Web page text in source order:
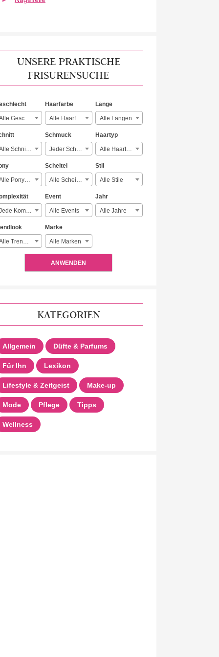
UNSERE PRAKTISCHE
FRISURENSUCHE
Alle Geschlechter
Haarfarbe
Alle Haarfarben
Länge
Alle Längen
Alle Schnitte
Schmuck
Jeder Schmuck
Haartyp
Alle Haartypen
Alle Ponyarten
Scheitel
Alle Scheitelarten
Stil
Alle Stile
Jede Komplexität
Event
Alle Events
Jahr
Alle Jahre
Alle Trendlooks
Marke
Alle Marken
ANWENDEN
KATEGORIEN
Allgemein Düfte & Parfums
Für Ihn Lexikon
Lifestyle & Zeitgeist Make-up
Mode Pflege Tipps
Wellness